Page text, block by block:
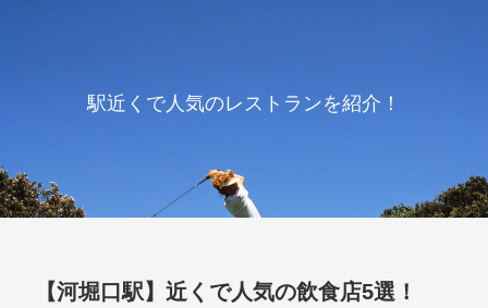
駅近くで人気のレストランを紹介！
【河堀口駅】近くで人気の飲食店5選！